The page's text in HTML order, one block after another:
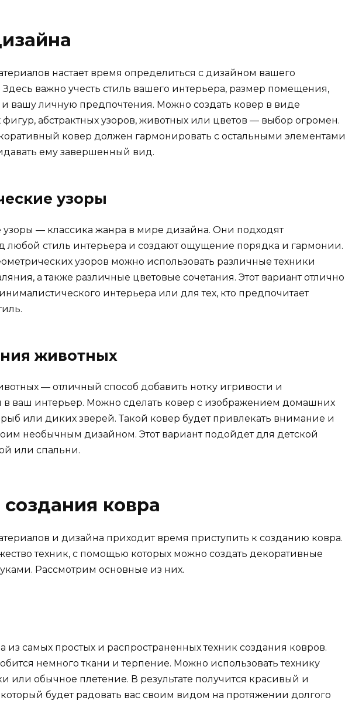
настает время определиться с дизайном вашего
важно учесть стиль вашего интерьера, размер помещения,
вашу личную предпочтения. Можно создать ковер в виде
фигур, абстрактных узоров, животных или цветов — выбор огромен.
ковер должен гармонировать с остальными элементами
ему завершенный вид.
узоры
узоры — классика жанра в мире дизайна. Они подходят
любой стиль интерьера и создают ощущение порядка и гармонии.
узоров можно использовать различные техники
а также различные цветовые сочетания. Этот вариант отлично
интерьера или для тех, кто предпочитает
животных
— отличный способ добавить нотку игривости и
в ваш интерьер. Можно сделать ковер с изображением домашних
или диких зверей. Такой ковер будет привлекать внимание и
необычным дизайном. Этот вариант подойдет для детской
или спальни.
ковра
и дизайна приходит время приступить к созданию ковра.
техник, с помощью которых можно создать декоративные
Рассмотрим основные из них.
из самых простых и распространенных техник создания ковров.
немного ткани и терпение. Можно использовать технику
или обычное плетение. В результате получится красивый и
будет радовать вас своим видом на протяжении долгого